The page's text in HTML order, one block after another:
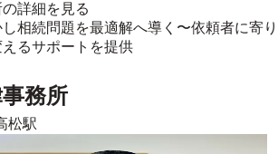
の詳細を見る
相続問題を最適解へ導く〜依頼者に寄り
るサポートを提供
務所
松駅